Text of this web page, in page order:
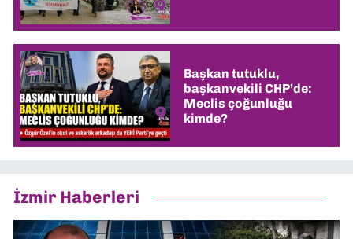
Başkan tutuklu,
başkanvekili CHP’de:
Meclis çoğunluğu
kimde?
İzmir Haberleri